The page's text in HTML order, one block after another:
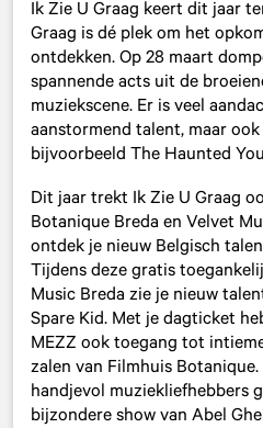
Ik Zie U Graag keert dit jaar
Graag is dé plek om het
ontdekken. Op 28 maart
spannende acts uit de
muziekscene. Er is veel
aanstormend talent, maar
bijvoorbeeld The Haunted
Dit jaar trekt Ik Zie U Graag
Botanique Breda en Velvet
ontdek je nieuw Belgisch
Tijdens deze gratis
Music Breda zie je nieuw
Spare Kid. Met je dagticket
MEZZ ook toegang tot
zalen van Filmhuis
handjevol muziekliefhebbers
bijzondere show van Abel